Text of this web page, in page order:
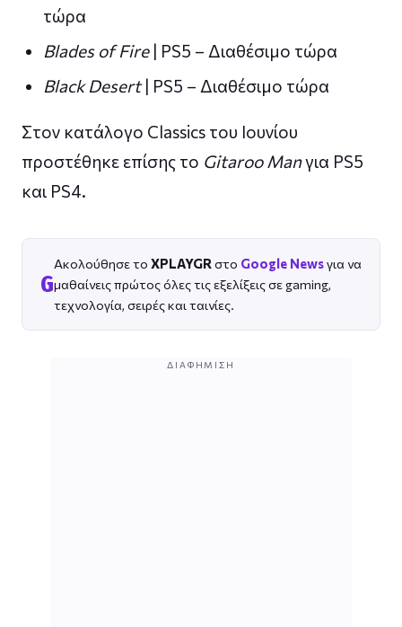
τώρα
Blades of Fire| PS5 – Διαθέσιμο τώρα
Black Desert| PS5 – Διαθέσιμο τώρα
Στον κατάλογο Classics του Ιουνίου
προστέθηκε επίσης το Gitaroo Manγια PS5
και PS4.
G
Ακολούθησε το XPLAYGR στο Google Newsγια να
μαθαίνεις πρώτος όλες τις εξελίξεις σε gaming,
τεχνολογία, σειρές και ταινίες.
ΔΙΑΦΉΜΙΣΗ